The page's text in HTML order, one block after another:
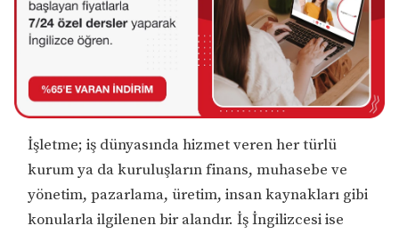
İşletme; iş dünyasında hizmet veren her türlü
kurum ya da kuruluşların finans, muhasebe ve
yönetim, pazarlama, üretim, insan kaynakları gibi
konularla ilgilenen bir alandır. İş İngilizcesi ise